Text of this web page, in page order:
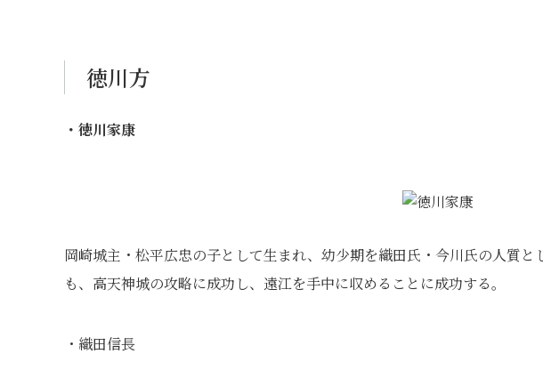
徳川方
・徳川家康
岡崎城主・松平広忠の子として生まれ、幼少期を織田氏・今川氏の人質と
も、高天神城の攻略に成功し、遠江を手中に収めることに成功する。
・織田信長